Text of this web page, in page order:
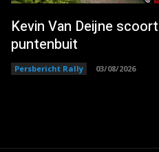
Kevin Van Deijne
puntenbuit
Persbericht Rally 03/08/2026